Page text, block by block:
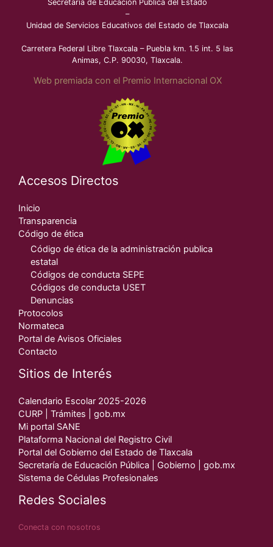
Secretaría de Educación Pública del Estado
–
Unidad de Servicios Educativos del Estado de Tlaxcala
Carretera Federal Libre Tlaxcala – Puebla km. 1.5 int. 5 las
Animas, C.P. 90030, Tlaxcala.
Web premiada con el Premio Internacional OX
Accesos Directos
Inicio
Transparencia
Código de ética
Código de ética de la administración publica
estatal
Códigos de conducta SEPE
Códigos de conducta USET
Denuncias
Protocolos
Normateca
Portal de Avisos Oficiales
Contacto
Sitios de Interés
Calendario Escolar 2025-2026
CURP | Trámites | gob.mx
Mi portal SANE
Plataforma Nacional del Registro Civil
Portal del Gobierno del Estado de Tlaxcala
Secretaría de Educación Pública | Gobierno | gob.mx
Sistema de Cédulas Profesionales
Redes Sociales
Conecta con nosotros